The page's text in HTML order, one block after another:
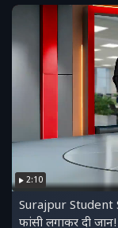
2:10
Surajpur Student
फांसी लगाकर दी जान!